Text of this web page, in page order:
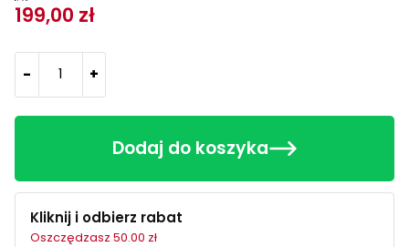
199,00 zł
- +
Dodaj do koszyka
Kliknij i odbierz rabat
Oszczędzasz 50.00 zł